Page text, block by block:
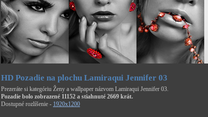
HD Pozadie na plochu Lamiraqui Jennifer 03
Prezeráte si kategóriu Ženy a wallpaper názvom Lamiraqui Jennifer 03.
Pozadie bolo zobrazené 11152 a stiahnuté 2669 krát.
Dostupné rozlíšenie - 1920x1200